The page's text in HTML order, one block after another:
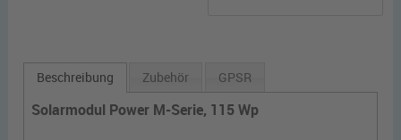
Beschreibung Zubehör GPSR
Solarmodul Power M-Serie, 115 Wp